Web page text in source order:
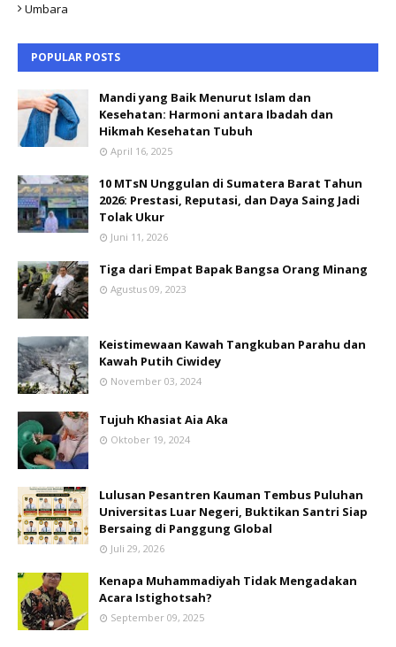
Umbara
POPULAR POSTS
Mandi yang Baik Menurut Islam dan
Kesehatan: Harmoni antara Ibadah dan
Hikmah Kesehatan Tubuh
April 16, 2025
10 MTsN Unggulan di Sumatera Barat Tahun
2026: Prestasi, Reputasi, dan Daya Saing Jadi
Tolak Ukur
Juni 11, 2026
Tiga dari Empat Bapak Bangsa Orang Minang
Agustus 09, 2023
Keistimewaan Kawah Tangkuban Parahu dan
Kawah Putih Ciwidey
November 03, 2024
Tujuh Khasiat Aia Aka
Oktober 19, 2024
Lulusan Pesantren Kauman Tembus Puluhan
Universitas Luar Negeri, Buktikan Santri Siap
Bersaing di Panggung Global
Juli 29, 2026
Kenapa Muhammadiyah Tidak Mengadakan
Acara Istighotsah?
September 09, 2025